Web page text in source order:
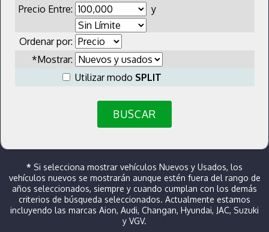
Precio Entre: y
Ordenar por:
*Mostrar:
Utilizar modo SPLIT
BUSCAR
* Si selecciona mostrar vehículos Nuevos y Usados, los
vehículos nuevos se mostrarán aunque estén fuera del rango de
años seleccionados, siempre y cuando cumplan con los demás
criterios de búsqueda seleccionados. Actualmente estamos
incluyendo las marcas Aion, Audi, Changan, Hyundai, JAC, Suzuki
y VGV.